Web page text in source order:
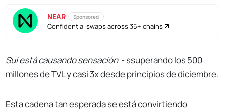
NEAR Sponsored
Confidential swaps across 35+ chains
Sui está causando sensación -ssuperando los 500
millones de TVLy casi3x desde principios de diciembre.
Esta cadena tan esperada se está convirtiendo